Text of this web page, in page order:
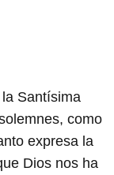
Santísima
como
expresa la
Dios nos ha